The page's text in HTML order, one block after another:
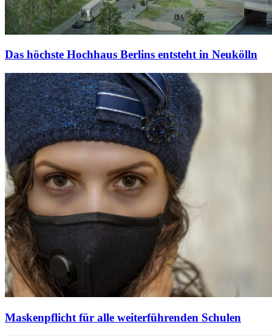
Das höchste Hochhaus Berlins entsteht in Neukölln
Maskenpflicht für alle weiterführenden Schulen